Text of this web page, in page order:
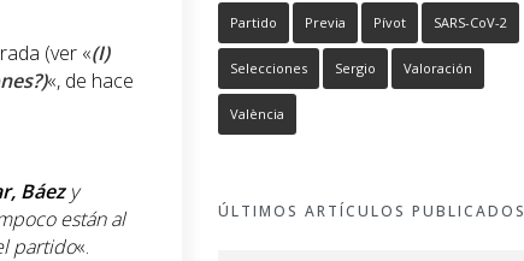
(ver «(I)
«, de hace
Báez y
están al
partido«.
Partido Previa Pívot SARS-CoV-2
Selecciones Sergio Valoración
València
ÚLTIMOS ARTÍCULOS PUBLICADOS